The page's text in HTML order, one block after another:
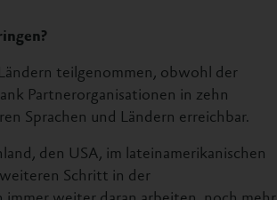
teilgenommen, obwohl der
Partnerorganisationen in zehn
Sprachen und Ländern erreichbar.
den USA, im lateinamerikanischen
Schritt in der
weiter daran arbeiten, noch mehr